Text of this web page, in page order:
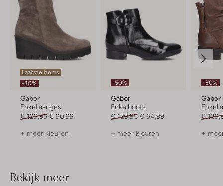
Laatste items
-30%
Gabor
Enkellaarsjes
€ 129,95 € 90,99
+ meer kleuren
-50%
Gabor
Enkelboots
€ 129,95 € 64,99
+ meer kleuren
-30%
Gabor
€
+
Bekijk meer